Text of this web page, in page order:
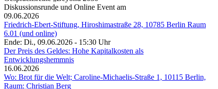
Diskussionsrunde und Online Event am
09.06.2026
Friedrich-Ebert-Stiftung, Hiroshimastraße 28, 10785 Berlin Raum
6.01 (und online)
Ende: Di., 09.06.2026 - 15:30 Uhr
Der Preis des Geldes: Hohe Kapitalkosten als
Entwicklungshemmnis
16.06.2026
Wo: Brot für die Welt; Caroline-Michaelis-Straße 1, 10115 Berlin,
Raum: Christian Berg